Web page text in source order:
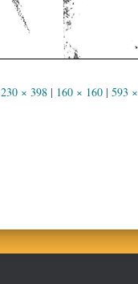
230 × 398 | 160 × 160 | 593